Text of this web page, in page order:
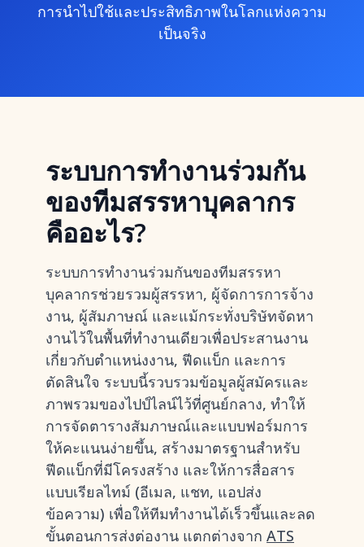
การนำไปใช้และประสิทธิภาพในโลกแห่งความ
เป็นจริง
ระบบการทำงานร่วมกัน
ของทีมสรรหาบุคลากร
คืออะไร?
ระบบการทำงานร่วมกันของทีมสรรหา
บุคลากรช่วยรวมผู้สรรหา, ผู้จัดการการจ้าง
งาน, ผู้สัมภาษณ์ และแม้กระทั่งบริษัทจัดหา
งานไว้ในพื้นที่ทำงานเดียวเพื่อประสานงาน
เกี่ยวกับตำแหน่งงาน, ฟีดแบ็ก และการ
ตัดสินใจ ระบบนี้รวบรวมข้อมูลผู้สมัครและ
ภาพรวมของไปป์ไลน์ไว้ที่ศูนย์กลาง, ทำให้
การจัดตารางสัมภาษณ์และแบบฟอร์มการ
ให้คะแนนง่ายขึ้น, สร้างมาตรฐานสำหรับ
ฟีดแบ็กที่มีโครงสร้าง และให้การสื่อสาร
แบบเรียลไทม์ (อีเมล, แชท, แอปส่ง
ข้อความ) เพื่อให้ทีมทำงานได้เร็วขึ้นและลด
ขั้นตอนการส่งต่องาน แตกต่างจาก ATS